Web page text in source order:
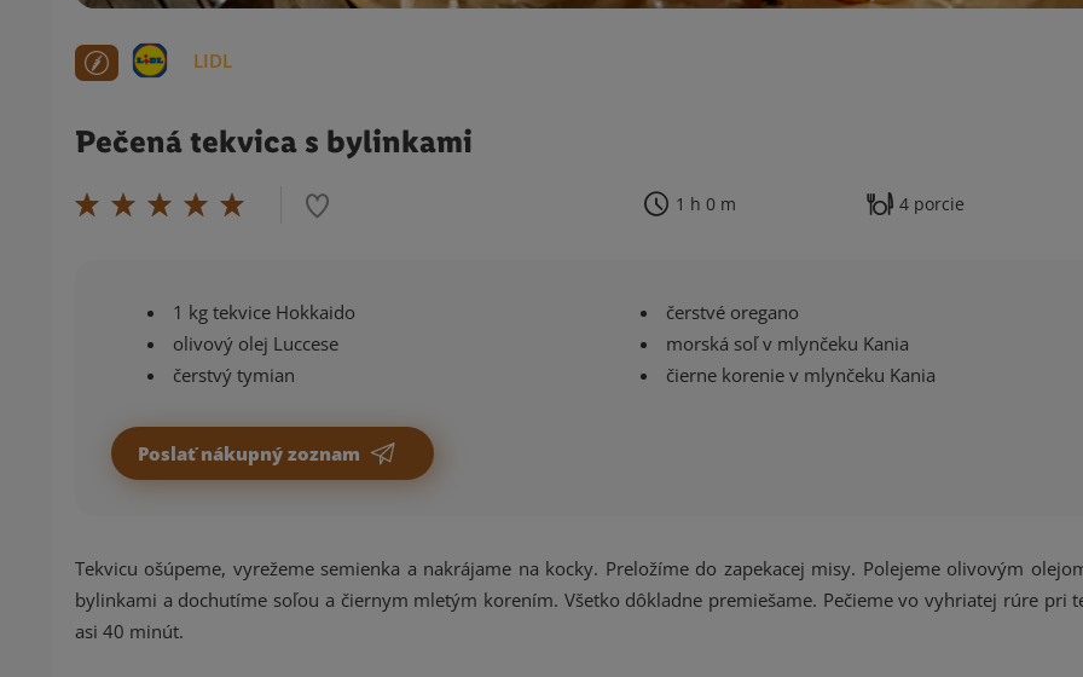
LIDL
Pečená tekvica s bylinkami
1 h 0 m 4 porcie
1 kg tekvice Hokkaido
olivový olej Luccese
čerstvý tymian
čerstvé oregano
morská soľ v mlynčeku Kania
čierne korenie v mlynčeku Kania
Poslať nákupný zoznam
Tekvicu ošúpeme, vyrežeme semienka a nakrájame na kocky. Preložíme do zapekacej misy. Polejeme olivovým
bylinkami a dochutíme soľou a čiernym mletým korením. Všetko dôkladne premiešame. Pečieme vo vyhriatej rúre pri
asi 40 minút.